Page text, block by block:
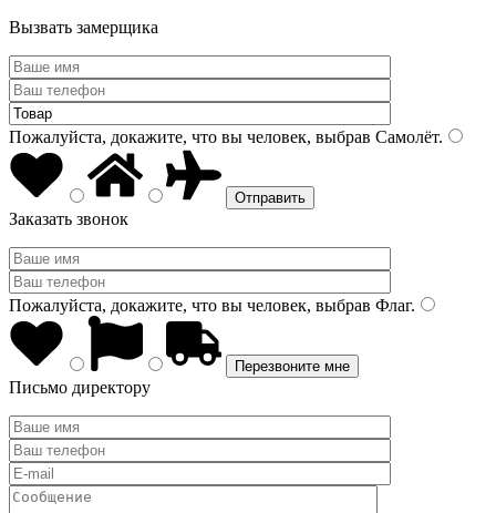
Вызвать замерщика
Пожалуйста, докажите, что вы человек, выбрав Самолёт.
Заказать звонок
Пожалуйста, докажите, что вы человек, выбрав Флаг.
Письмо директору